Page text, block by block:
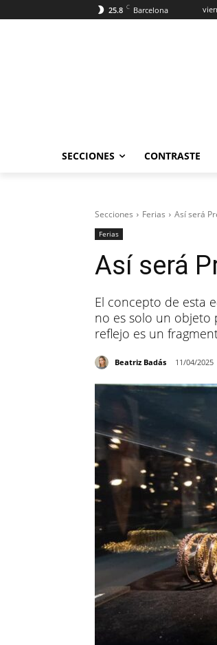
25.8 C Barcelona
SECCIONES CONTRASTE
Secciones Ferias Así será
Ferias
Así será
El concepto de esta
no es solo un objeto
reflejo es un
Beatriz Badás 11/04/2025